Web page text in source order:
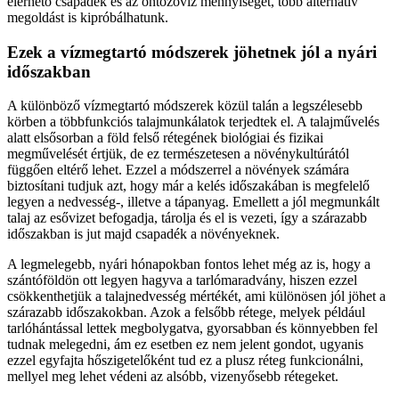
megoldást is kipróbálhatunk.
Ezek a vízmegtartó módszerek jöhetnek jól a nyári
időszakban
A különböző vízmegtartó módszerek közül talán a legszélesebb
körben a többfunkciós talajmunkálatok terjedtek el. A talajművelés
alatt elsősorban a föld felső rétegének biológiai és fizikai
megművelését értjük, de ez természetesen a növénykultúrától
függően eltérő lehet. Ezzel a módszerrel a növények számára
biztosítani tudjuk azt, hogy már a kelés időszakában is megfelelő
legyen a nedvesség-, illetve a tápanyag. Emellett a jól megmunkált
talaj az esővizet befogadja, tárolja és el is vezeti, így a szárazabb
időszakban is jut majd csapadék a növényeknek.
A legmelegebb, nyári hónapokban fontos lehet még az is, hogy a
szántóföldön ott legyen hagyva a tarlómaradvány, hiszen ezzel
csökkenthetjük a talajnedvesség mértékét, ami különösen jól jöhet a
szárazabb időszakokban. Azok a felsőbb rétege, melyek például
tarlóhántással lettek megbolygatva, gyorsabban és könnyebben fel
tudnak melegedni, ám ez esetben ez nem jelent gondot, ugyanis
ezzel egyfajta hőszigetelőként tud ez a plusz réteg funkcionálni,
mellyel meg lehet védeni az alsóbb, vizenyősebb rétegeket.